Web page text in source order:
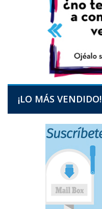
¡LO MÁS VENDIDO!